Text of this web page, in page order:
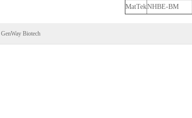
MatTekNHBE-BM
GenWay Biotech